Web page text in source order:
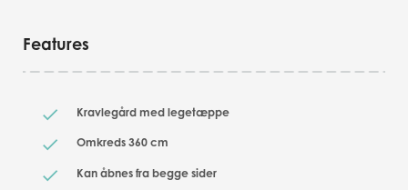
Features
Kravlegård med legetæppe
Omkreds 360 cm
Kan åbnes fra begge sider